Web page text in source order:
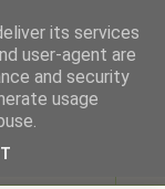
its services
user-agent are
and security
usage